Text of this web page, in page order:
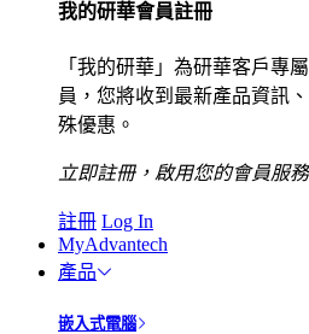
我的研華會員註冊
「我的研華」為研華客戶專
員，您將收到最新產品資訊
殊優惠。
立即註冊，啟用您的會員服務
註冊 Log In
MyAdvantech
產品
嵌入式電腦